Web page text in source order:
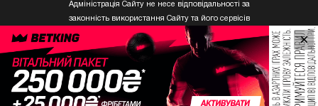
Адміністрація Сайту не несе відповідальності за
законність використання Сайту та його сервісів
Користувачем, який не досяг 21-річного віку.
Твори Getty Images, що розміщені на сайті, не можуть
бути використані третіми особами без письмового
дозволу ТОВ «ГЛОБАЛ ІМІДЖЕС ЮКРЕЙН.
×